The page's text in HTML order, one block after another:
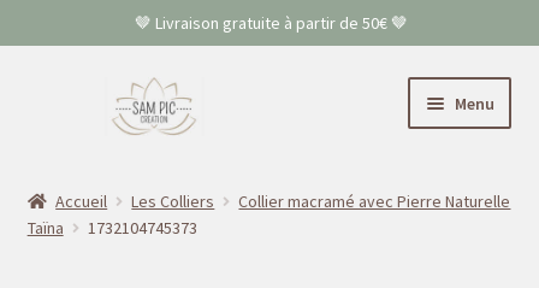
🤎 Livraison gratuite à partir de 50€ 🤎
Menu
Colliers
Accueil Les Colliers
Collier macramé avec Pierre Naturelle
Taïna
1732104745373